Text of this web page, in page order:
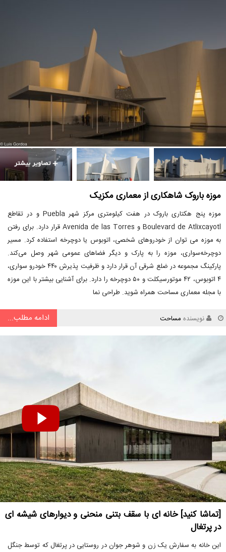
موزه باروک شاهکاری از معماری مکزیک
موزه پنج هکتاری باروک در هفت کیلومتری مرکز شهر Puebla و در تقاطع
Boulevard de Atlixcayotl و Avenida de las Torres قرار دارد. برای رفتن
به موزه می توان از خودروهای شخصی، اتوبوس یا دوچرخه استفاده کرد. مسیر
دوچرخه‌سواری، موزه را به پارک و دیگر فضاهای عمومی شهر وصل می‌کند.
پارکینگ مجموعه در ضلع شرقی آن قرار دارد و ظرفیت پذیرش ۴۴۰ خودرو سواری،
۴ اتوبوس، ۴۲ موتورسیکلت و ۵۰ دوچرخه را دارد. برای آشنایی بیشتر با این موزه
با مجله معماری مساحت همراه شوید. طراحی نما
نویسنده مساحت ادامه مطلب...
[تماشا کنید] خانه ای با سقف بتنی منحنی و دیوارهای شیشه ای
در پرتغال
این خانه به سفارش یک زن و شوهر جوان در روستایی در پرتغال که توسط جنگل